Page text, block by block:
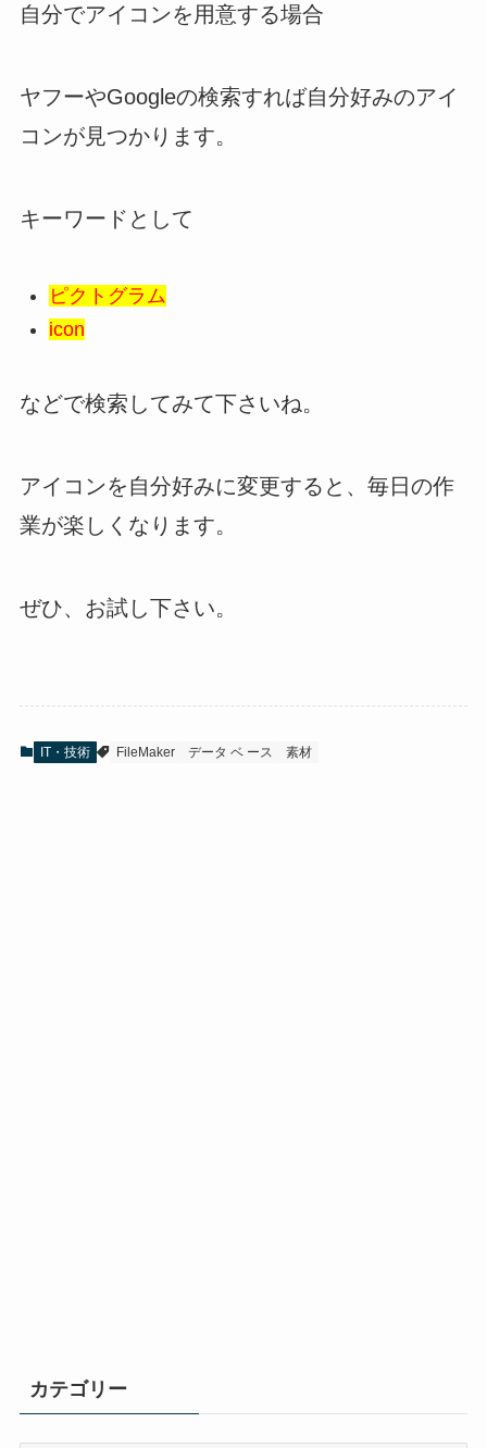
自分でアイコンを用意する場合
ヤフーやGoogleの検索すれば自分好みのアイ
コンが見つかります。
キーワードとして
ピクトグラム
icon
などで検索してみて下さいね。
アイコンを自分好みに変更すると、毎日の作
業が楽しくなります。
ぜひ、お試し下さい。
IT・技術 FileMaker データ ベ ース 素材
カテゴリー